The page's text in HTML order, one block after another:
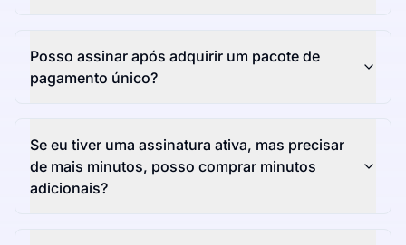
Posso assinar após adquirir um pacote de
pagamento único?
Se eu tiver uma assinatura ativa, mas precisar
de mais minutos, posso comprar minutos
adicionais?